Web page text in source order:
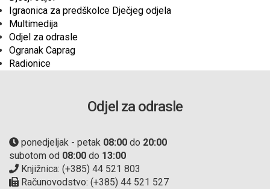
Igraonica za predškolce Dječjeg odjela
Multimedija
Odjel za odrasle
Ogranak Caprag
Radionice
Odjel za odrasle
ponedjeljak - petak 08:00 do 20:00
subotom od 08:00 do 13:00
Knjižnica: (+385) 44 521 803
Računovodstvo: (+385) 44 521 527